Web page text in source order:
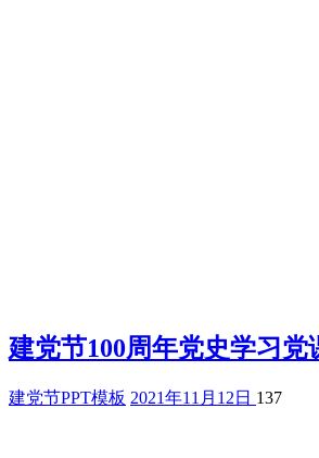
建党节100周年党史学习党
建党节PPT模板 2021年11月12日 137